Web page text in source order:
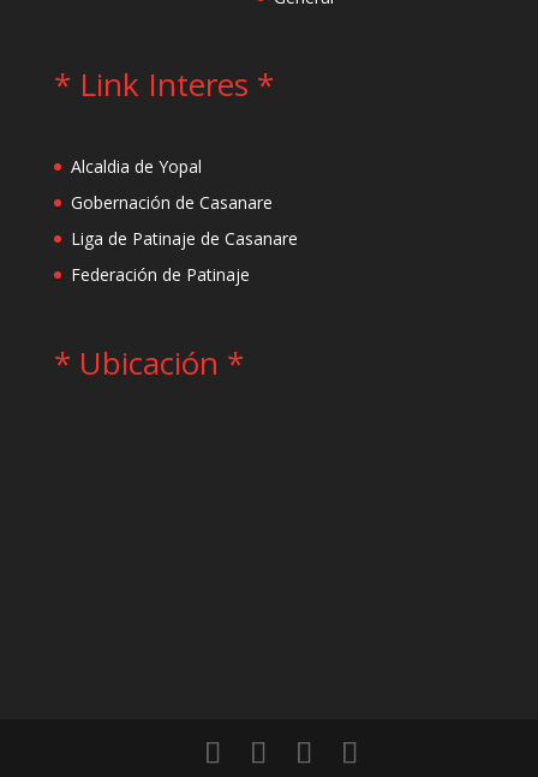
* Link Interes *
Alcaldia de Yopal
Gobernación de Casanare
Liga de Patinaje de Casanare
Federación de Patinaje
* Ubicación *